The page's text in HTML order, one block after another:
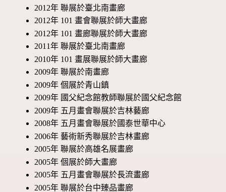
2012年 聯展於臺北南畫廊
2012年 101 畫會聯展於師大畫廊
2012年 101 畫廊聯展於師大畫廊
2011年 聯展於臺北南畫廊
2010年 101 畫展聯展於師大畫廊
2009年 聯展於南畫廊
2009年 個展於青山鎮
2009年 國父紀念館教師聯展於國父紀念館
2009年 五月畫會聯展於吉林藝廊
2008年 五月畫會聯展於國泰世華中心
2006年 藝術新秀聯展於吉林畫廊
2005年 聯展於高雄名展畫廊
2005年 個展於師大畫廊
2005年 五月畫會聯展於長流畫廊
2005年 聯展於台中臻品畫廊